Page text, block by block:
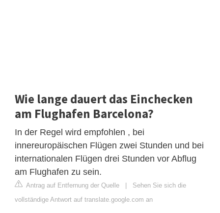
Wie lange dauert das Einchecken
am Flughafen Barcelona?
In der Regel wird empfohlen , bei
innereuropäischen Flügen zwei Stunden und bei
internationalen Flügen drei Stunden vor Abflug
am Flughafen zu sein.
Antrag auf Entfernung der Quelle | Sehen Sie sich die
vollständige Antwort auf translate.google.com an